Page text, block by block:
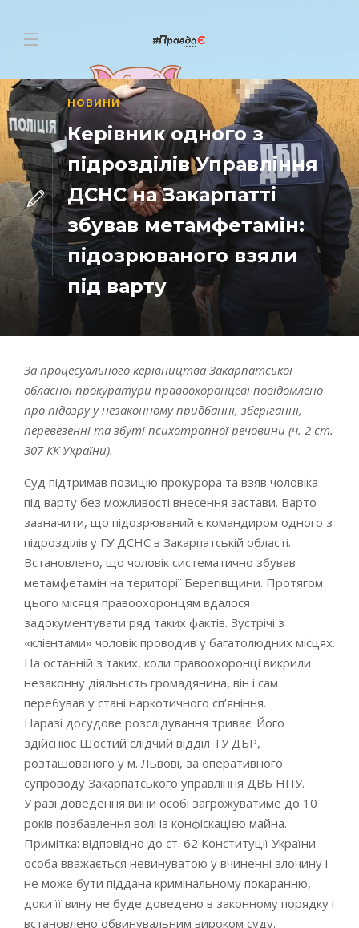
НОВИНИ
Керівник одного з
підрозділів Управління
ДСНС на Закарпатті
збував метамфетамін:
підозрюваного взяли
під варту
За процесуального керівництва Закарпатської
обласної прокуратури правоохоронцеві повідомлено
про підозру у незаконному придбанні, зберіганні,
перевезенні та збуті психотропної речовини (ч. 2 ст.
307 КК України).
Суд підтримав позицію прокурора та взяв чоловіка
під варту без можливості внесення застави. Варто
зазначити, що підозрюваний є командиром одного з
підрозділів у ГУ ДСНС в Закарпатській області.
Встановлено, що чоловік систематично збував
метамфетамін на території Берегівщини. Протягом
цього місяця правоохоронцям вдалося
задокументувати ряд таких фактів. Зустрічі з
«клієнтами» чоловік проводив у багатолюдних місцях.
На останній з таких, коли правоохоронці викрили
незаконну діяльність громадянина, він і сам
перебував у стані наркотичного сп’яніння.
Наразі досудове розслідування триває. Його
здійснює Шостий слідчий відділ ТУ ДБР,
розташованого у м. Львові, за оперативного
супроводу Закарпатського управління ДВБ НПУ.
У разі доведення вини особі загрожуватиме до 10
років позбавлення волі із конфіскацією майна.
Примітка: відповідно до ст. 62 Конституції України
особа вважається невинуватою у вчиненні злочину і
не може бути піддана кримінальному покаранню,
доки її вину не буде доведено в законному порядку і
встановлено обвинувальним вироком суду.